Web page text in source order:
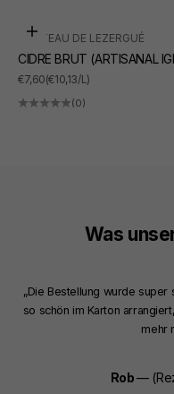
In den Warenkorb
CHÂTEAU DE LEZERGUÉ
CIDRE BRUT (ARTISANAL
ANGEBOT
€7,60(€10,13/L)
(0)
Was
„Die Bestellung wurde
so schön im Karton
mehr
Rob—